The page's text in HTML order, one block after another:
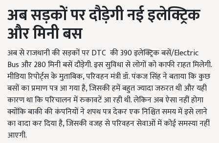
अब सड़कों पर दौड़ेगी नई इलेक्ट्रिक
और मिनी बस
अब से राजधानी की सड़कों पर DTC की 390 इलेक्ट्रिक बसें/Electric
Bus और 280 मिनी बसें दौड़ेगी. इस सुविधा से लोगों को काफी राहत मिलेगी.
मीडिया रिपोर्ट्स के मुताबिक, परिवहन मंत्री डॉ. पंकज सिंह ने बताया कि कुछ
बसों का प्रमाण पत्र आ गया है, जिसकी हमें बहुत ज्यादा जरुरत थी और यही
कारण था कि परिचालन में रुकावटें आ रही थी. लेकिन अब ऐसा नहीं होगा
क्योंकि बाकी की कंपनियों ने शपथ पत्र देकर एक निश्चित समय में इसे लाने
का वादा कर दिया है, जिसकी वजह से परिवहन सेवाओं में कोई समस्या नहीं
आएगी.